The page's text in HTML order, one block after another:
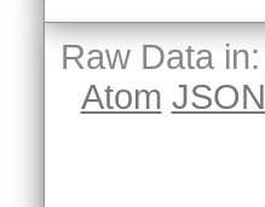
Raw Data in:
Atom JSON